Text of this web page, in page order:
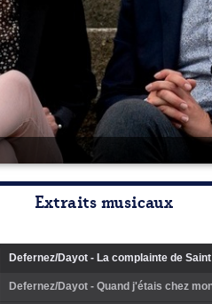
Extraits musicaux
Defernez/Dayot - La complainte de
Defernez/Dayot - Quand j'étais chez